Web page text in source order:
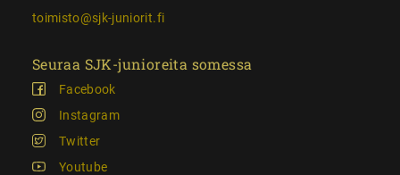
toimisto@sjk-juniorit.fi
Seuraa SJK-junioreita somessa
Facebook
Instagram
Twitter
Youtube